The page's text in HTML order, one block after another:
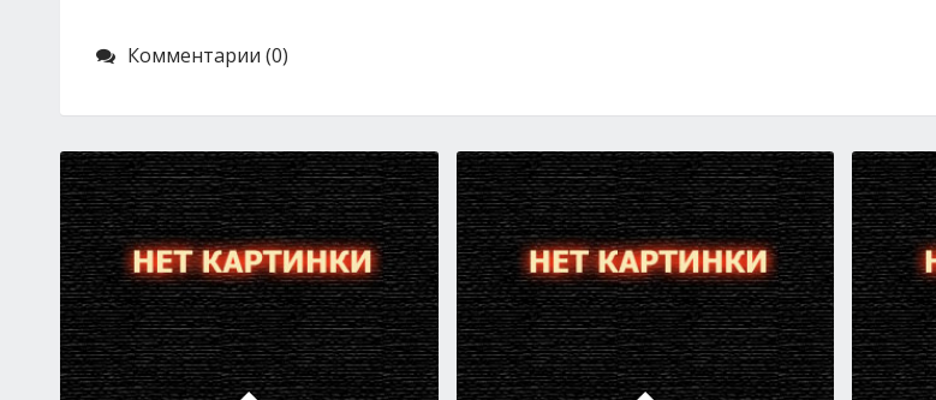
Комментарии (0)